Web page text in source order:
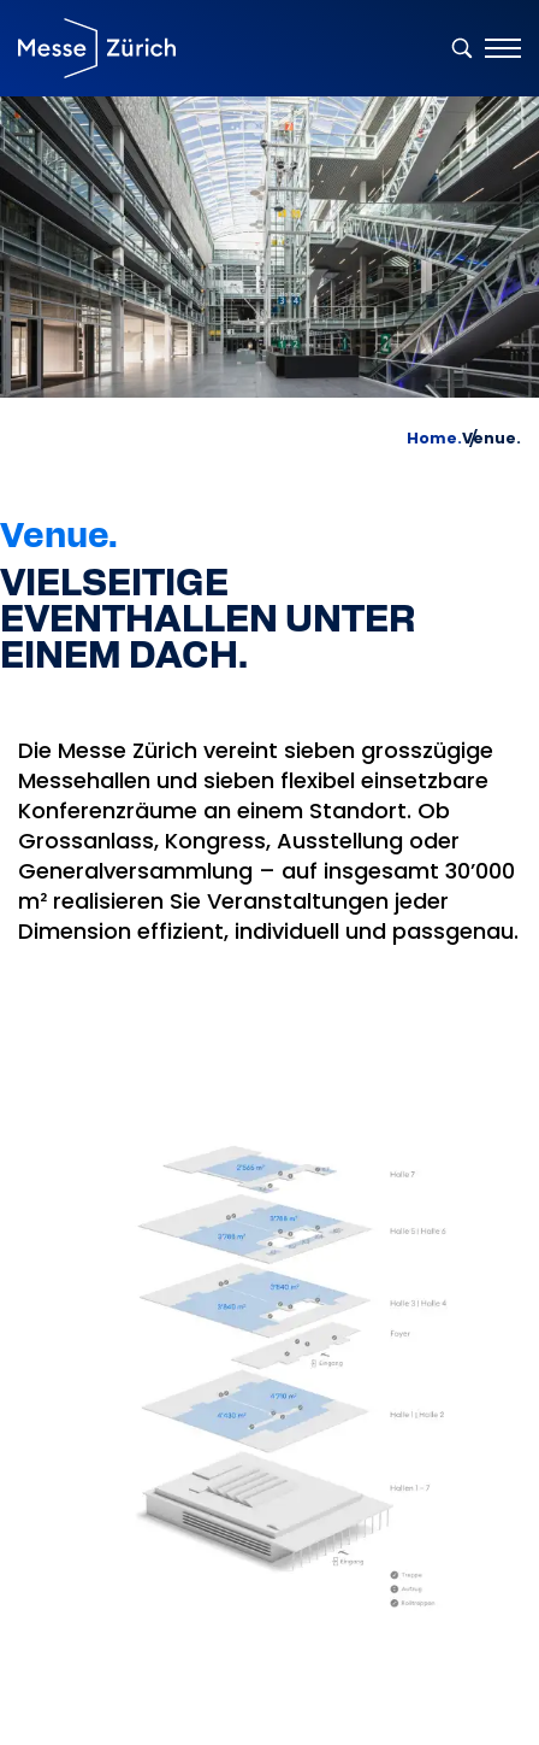
Home.Venue.
Venue.
VIELSEITIGE
EVENTHALLEN UNTER
EINEM DACH.
Die Messe Zürich vereint sieben grosszügige
Messehallen und sieben flexibel einsetzbare
Konferenzräume an einem Standort. Ob
Grossanlass, Kongress, Ausstellung oder
Generalversammlung – auf insgesamt 30’000
m² realisieren Sie Veranstaltungen jeder
Dimension effizient, individuell und passgenau.